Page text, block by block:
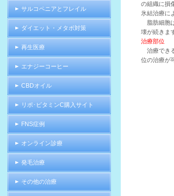
の組織に損
氷結治療に
脂肪細胞
壊が続きま
治療部位
治療でき
位の治療が
サルコペニアとフレイル
ダイエット・メタボ対策
再生医療
エナジーコーヒー
CBDオイル
リポ･ビタミンC購入サイト
FNS症例
オンライン診療
発毛治療
その他の治療